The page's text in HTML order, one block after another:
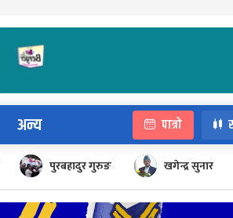
अन्य पात्रो
पुरबहादुर गुरुङ खगेन्द्र सुनार